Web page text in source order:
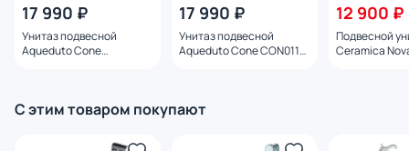
17 990 ₽
Унитаз подвесной
Aqueduto Cone
17 990 ₽
Унитаз подвесной
Aqueduto Cone CON0110,
12 900 ₽
Подвесной
Ceramica
С этим товаром покупают